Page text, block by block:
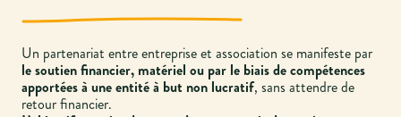
Un partenariat entre entreprise et association se manifeste par
le soutien financier, matériel ou par le biais de compétences
apportées à une entité à but non lucratif, sans attendre de
retour financier.